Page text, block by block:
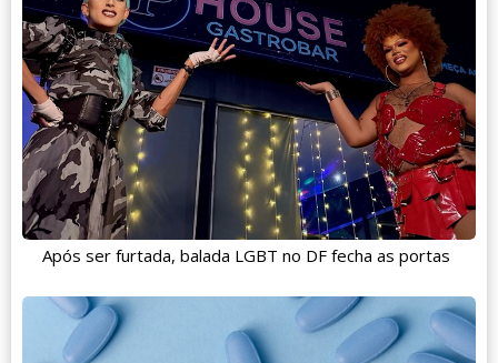
Após ser furtada, balada LGBT no DF fecha as portas